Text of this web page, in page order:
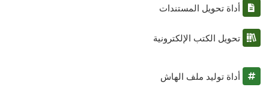
أداة تحويل المستندات
تحويل الكتب الإلكترونية
أداة توليد ملف الهاش